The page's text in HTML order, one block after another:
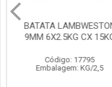
BATATA LAMBWESTON
9MM 6X2.5KG CX 15KG
Código: 17795
Embalagem: KG/2,5